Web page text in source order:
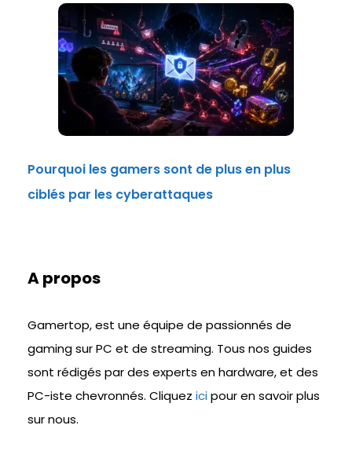
Pourquoi les gamers sont de plus en plus
ciblés par les cyberattaques
A propos
Gamertop, est une équipe de passionnés de
gaming sur PC et de streaming. Tous nos guides
sont rédigés par des experts en hardware, et des
PC-iste chevronnés. Cliquez icipour en savoir plus
sur nous.